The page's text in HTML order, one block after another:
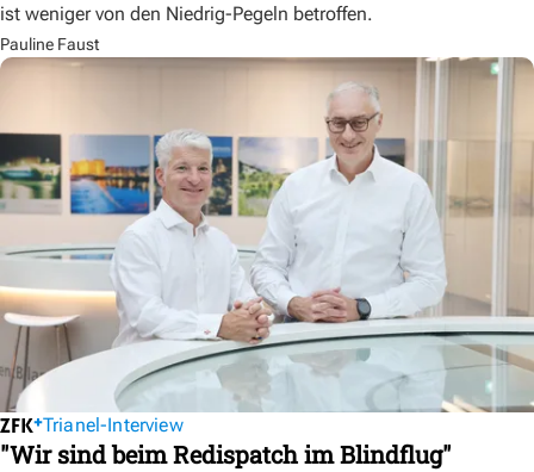
ist weniger von den Niedrig-Pegeln betroffen.
Pauline Faust
Trianel-Interview
"Wir sind beim Redispatch im Blindflug"